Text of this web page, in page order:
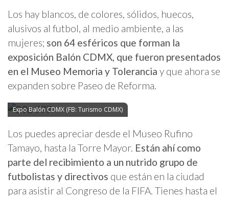
Los hay blancos, de colores, sólidos, huecos,
alusivos al futbol, al medio ambiente, a las
mujeres; son 64 esféricos que forman la
exposición Balón CDMX, que fueron presentados
en el Museo Memoria y Tolerancia y que ahora se
expanden sobre Paseo de Reforma.
Expo Balón CDMX (FB: Turismo CDMX)
Los puedes apreciar desde el Museo Rufino
Tamayo, hasta la Torre Mayor. Están ahí como
parte del recibimiento a un nutrido grupo de
futbolistas y directivos que están en la ciudad
para asistir al Congreso de la FIFA. Tienes hasta el